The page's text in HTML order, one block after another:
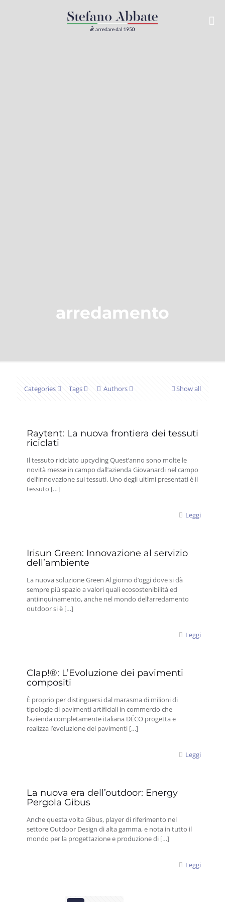
arredamento
Categories Tags Authors Show all
Raytent: La nuova frontiera dei tessuti
riciclati
Il tessuto riciclato upcycling Quest’anno sono molte le
novità messe in campo dall’azienda Giovanardi nel campo
dell’innovazione sui tessuti. Uno degli ultimi presentati è il
tessuto […]
Leggi
Irisun Green: Innovazione al servizio
dell’ambiente
La nuova soluzione Green Al giorno d’oggi dove si dà
sempre più spazio a valori quali ecosostenibilità ed
antiinquinamento, anche nel mondo dell’arredamento
outdoor si è […]
Leggi
Clap!®: L’Evoluzione dei pavimenti
compositi
È proprio per distinguersi dal marasma di milioni di
tipologie di pavimenti artificiali in commercio che
l’azienda completamente italiana DÉCO progetta e
realizza l’evoluzione dei pavimenti […]
Leggi
La nuova era dell’outdoor: Energy
Pergola Gibus
Anche questa volta Gibus, player di riferimento nel
settore Outdoor Design di alta gamma, e nota in tutto il
mondo per la progettazione e produzione di […]
Leggi